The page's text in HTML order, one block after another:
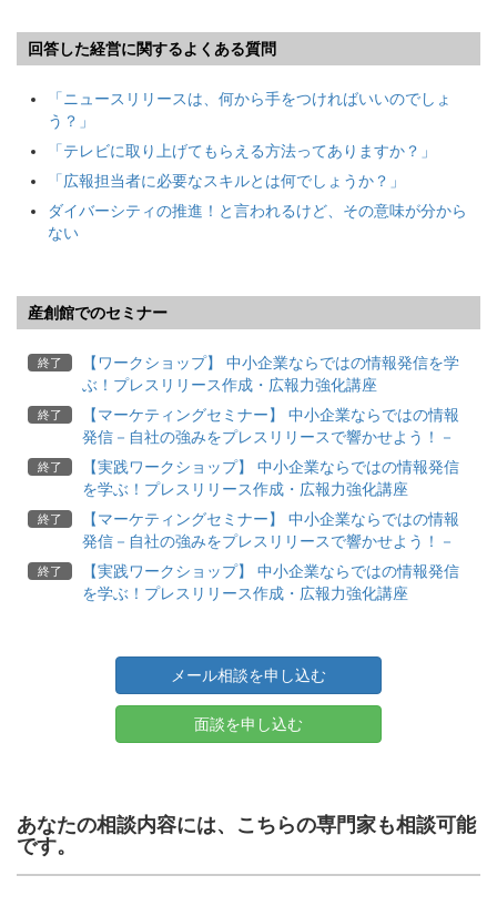
回答した経営に関するよくある質問
「ニュースリリースは、何から手をつければいいのでしょ
う？」
「テレビに取り上げてもらえる方法ってありますか？」
「広報担当者に必要なスキルとは何でしょうか？」
ダイバーシティの推進！と言われるけど、その意味が分から
ない
産創館でのセミナー
終了
【ワークショップ】 中小企業ならではの情報発信を学
ぶ！プレスリリース作成・広報力強化講座
終了
【マーケティングセミナー】 中小企業ならではの情報
発信－自社の強みをプレスリリースで響かせよう！－
終了
【実践ワークショップ】 中小企業ならではの情報発信
を学ぶ！プレスリリース作成・広報力強化講座
終了
【マーケティングセミナー】 中小企業ならではの情報
発信－自社の強みをプレスリリースで響かせよう！－
終了
【実践ワークショップ】 中小企業ならではの情報発信
を学ぶ！プレスリリース作成・広報力強化講座
メール相談を申し込む
面談を申し込む
あなたの相談内容には、こちらの専門家も相談可能
です。